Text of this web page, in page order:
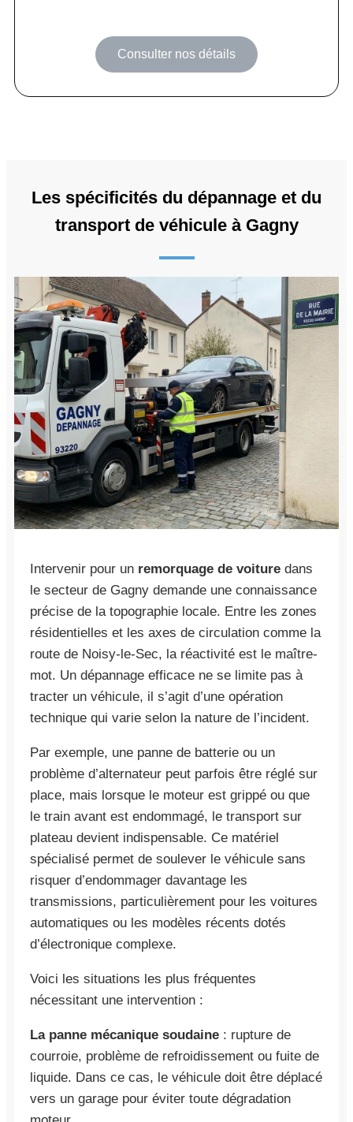
Consulter nos détails
Les spécificités du dépannage et du
transport de véhicule à Gagny
Intervenir pour un remorquage de voiture dans
le secteur de Gagny demande une connaissance
précise de la topographie locale. Entre les zones
résidentielles et les axes de circulation comme la
route de Noisy-le-Sec, la réactivité est le maître-
mot. Un dépannage efficace ne se limite pas à
tracter un véhicule, il s’agit d’une opération
technique qui varie selon la nature de l’incident.
Par exemple, une panne de batterie ou un
problème d’alternateur peut parfois être réglé sur
place, mais lorsque le moteur est grippé ou que
le train avant est endommagé, le transport sur
plateau devient indispensable. Ce matériel
spécialisé permet de soulever le véhicule sans
risquer d’endommager davantage les
transmissions, particulièrement pour les voitures
automatiques ou les modèles récents dotés
d’électronique complexe.
Voici les situations les plus fréquentes
nécessitant une intervention :
La panne mécanique soudaine : rupture de
courroie, problème de refroidissement ou fuite de
liquide. Dans ce cas, le véhicule doit être déplacé
vers un garage pour éviter toute dégradation